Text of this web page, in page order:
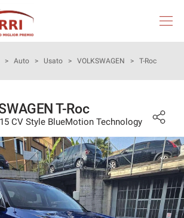
> Auto > Usato > VOLKSWAGEN > T-Roc
T-Roc
CV Style BlueMotion Technology